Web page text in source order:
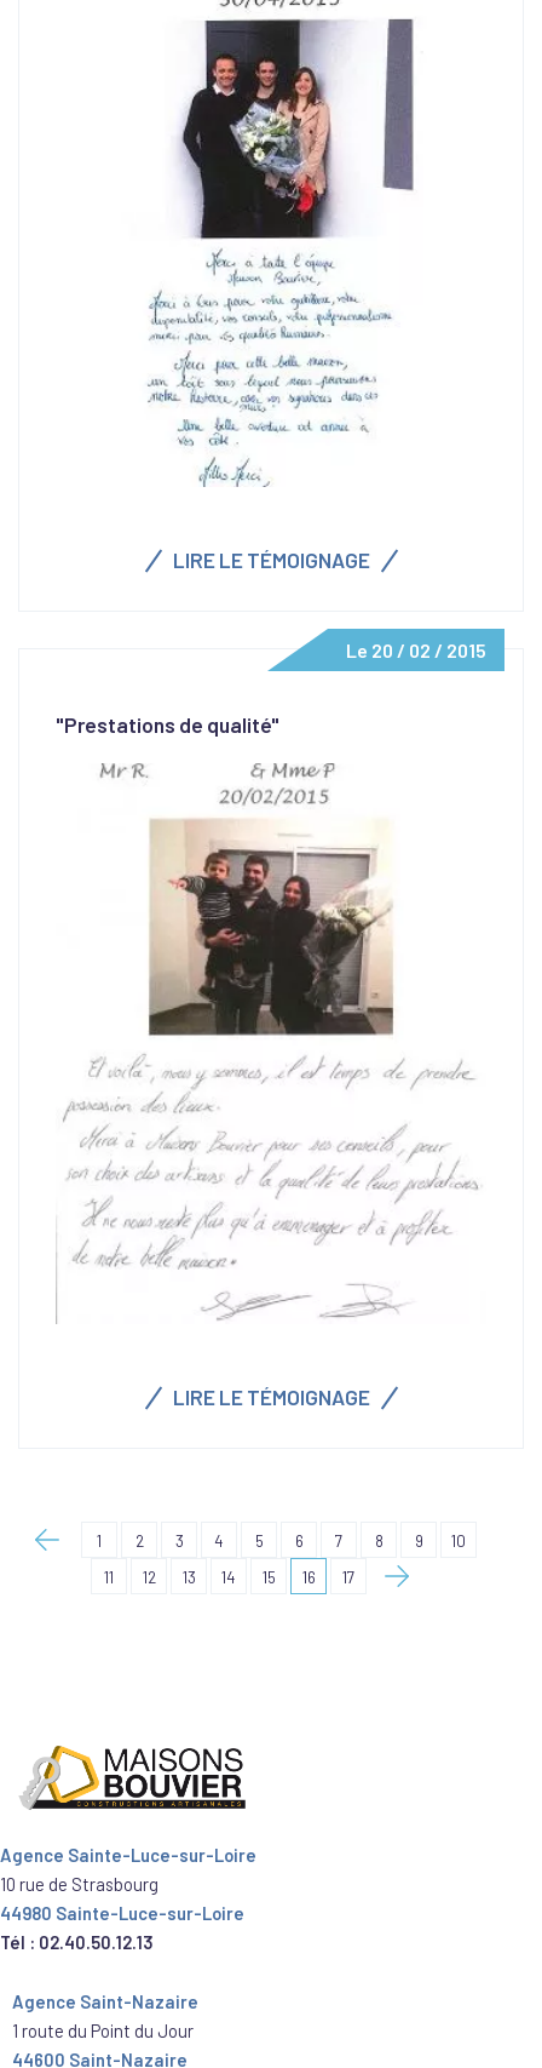
LIRE LE TÉMOIGNAGE
Le 20 / 02 / 2015
"Prestations de qualité"
LIRE LE TÉMOIGNAGE
1 2 3 4 5 6 7 8 9
10
11
12 13 14 15 16 17
Agence Sainte-Luce-sur-Loire
10 rue de Strasbourg
44980 Sainte-Luce-sur-Loire
Tél : 02.40.50.12.13
Agence Saint-Nazaire
1 route du Point du Jour
44600 Saint-Nazaire